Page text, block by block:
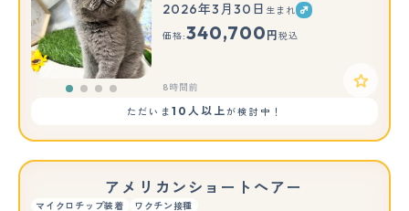
2026年3月30日 生まれ
価格:340,700 円 税込
8時間前
ただいま 10人以上が検討中！
アメリカンショートヘアー
マイクロチップ装着 ワクチン接種